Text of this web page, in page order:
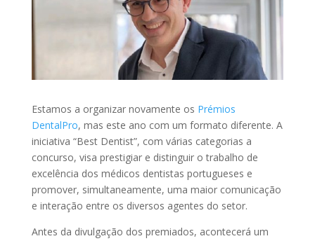
Estamos a organizar novamente os Prémios
DentalPro, mas este ano com um formato diferente. A
iniciativa “Best Dentist”, com várias categorias a
concurso, visa prestigiar e distinguir o trabalho de
excelência dos médicos dentistas portugueses e
promover, simultaneamente, uma maior comunicação
e interação entre os diversos agentes do setor.
Antes da divulgação dos premiados, acontecerá um